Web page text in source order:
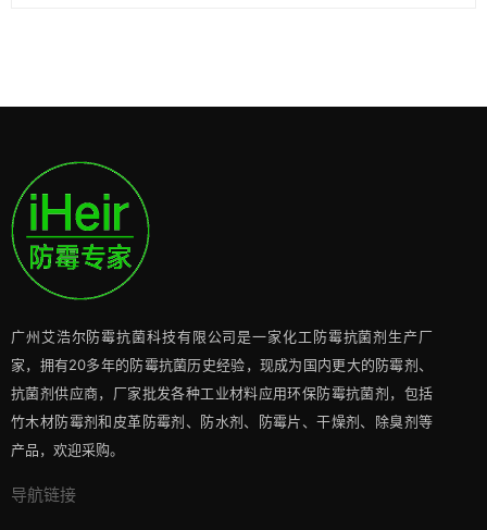
广州艾浩尔防霉抗菌科技有限公司是一家化工防霉抗菌剂生产厂
家，拥有20多年的防霉抗菌历史经验，现成为国内更大的防霉剂、
抗菌剂供应商，厂家批发各种工业材料应用环保防霉抗菌剂，包括
竹木材防霉剂和皮革防霉剂、防水剂、防霉片、干燥剂、除臭剂等
产品，欢迎采购。
导航链接